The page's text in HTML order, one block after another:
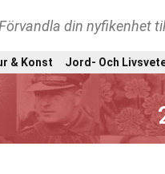
din nyfikenhet
& Konst Jord- Och